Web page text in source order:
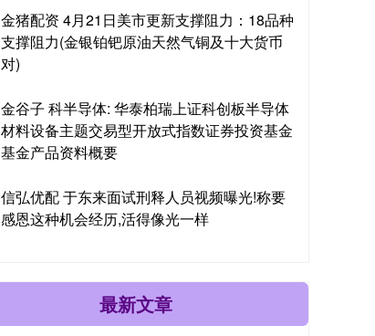
金猪配资 4月21日美市更新支撑阻力：18品种
支撑阻力(金银铂钯原油天然气铜及十大货币
对)
金谷子 科半导体: 华泰柏瑞上证科创板半导体
材料设备主题交易型开放式指数证券投资基金
基金产品资料概要
信弘优配 于东来面试刑释人员视频曝光!称要
感恩这种机会经历,活得像光一样
最新文章